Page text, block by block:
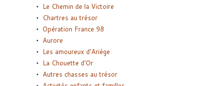
Le Chemin de la Victoire
Chartres au trésor
Opération France 98
Aurore
Les amoureux d’Ariège
La Chouette d’Or
Autres chasses au trésor